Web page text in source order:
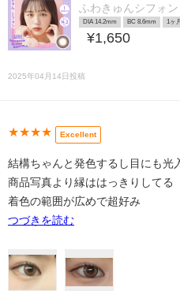
ふわきゅんシフォン
DIA 14.2mm BC 8.6mm 1ヶ月
¥1,650
2025年04月14日投稿
★★★★ Excellent
結構ちゃんと発色するし目にも光
商品写真より縁ははっきりしてる
着色の範囲が広めで超好み
つづきを読む